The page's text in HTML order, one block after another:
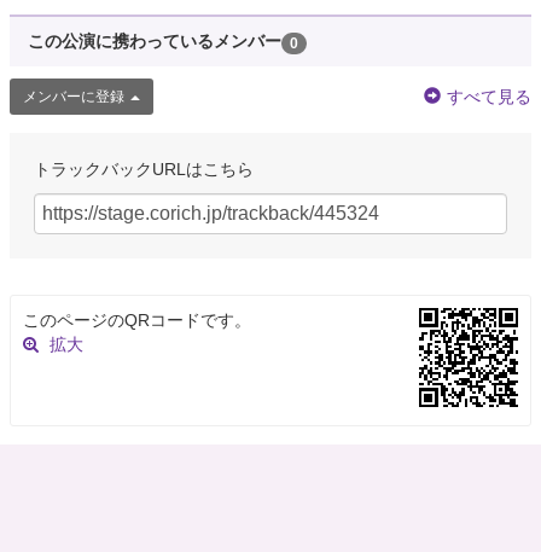
この公演に携わっているメンバー 0
メンバーに登録 すべて見る
トラックバックURLはこちら
このページのQRコードです。
拡大